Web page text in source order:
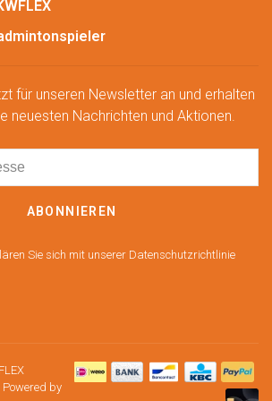
für unseren Newsletter an und erhalten
neuesten Nachrichten und Aktionen.
ABONNIEREN
Sie sich mit unserer Datenschutzrichtlinie
Powered by